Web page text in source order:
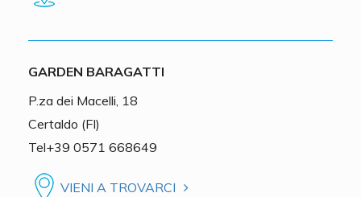
GARDEN BARAGATTI
P.za dei Macelli, 18
Certaldo (FI)
Tel+39 0571 668649
VIENI A TROVARCI